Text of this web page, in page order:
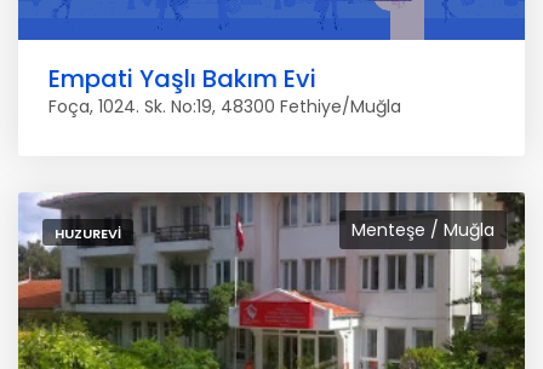
Empati Yaşlı Bakım Evi
Foça, 1024. Sk. No:19, 48300 Fethiye/Muğla
Menteşe / Muğla
HUZUREVI